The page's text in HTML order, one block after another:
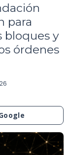
para
bloques y
órdenes